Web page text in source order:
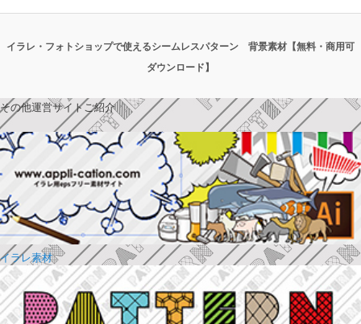
イラレ・フォトショップで使えるシームレスパターン 背景素材【無料・商用可
ダウンロード】
その他運営サイトご紹介
イラレ素材